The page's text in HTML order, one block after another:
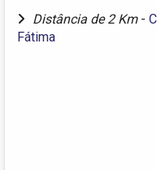
Distância de 2 Km -
Fátima